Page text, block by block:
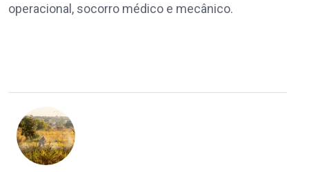
operacional, socorro médico e mecânico.